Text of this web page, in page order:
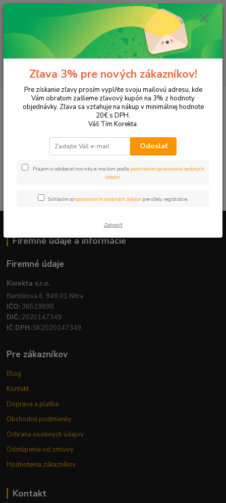
Hľadať
ks
za 0,00 EUR
Tonery a náplne do tlačiarní Hewlett Packard HP Enterprise
HP Enterprise
Enterprise 500 color M551
V tejto kategórii nebol nájdený žiadny tovar.
Firemné údaje a informácie
Firemné údaje
Korekta s.r.o.
Bartókova 6, 949 01 Nitra
IČO: 36519898
DIČ: 2020147349
IČ DPH: SK2020147349
Pre zákazníkov
Blog
Kontakt
Doprava a platba
Obchodné podmienky
Ochrana osobných údajov
Odstúpenie od zmluvy
Hodnotenia zákazníkov
Kontakt
Zľava 3% pre nových zákazníkov!
Pre získanie zľavy prosím vyplňte svoju mailovú adresu, kde
Vám obratom zašleme zľavový kupón na 3% z hodnoty
objednávky. Zľava sa vzťahuje na nákup v minimálnej hodnote
20€ s DPH.
Váš Tím Korekta.
Odoslať
Prajem si odoberať novinky e-mailom podľa podmienok spracovania osobných
údajov.
Súhlasím sospracovaním osobných údajov pre účely registrácie.
Zatvoriť